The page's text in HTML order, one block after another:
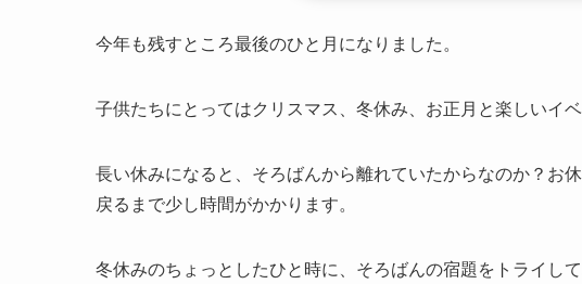
今年も残すところ最後のひと月になりました。
子供たちにとってはクリスマス、冬休み、お正月と楽しいイ
長い休みになると、そろばんから離れていたからなのか？お
戻るまで少し時間がかかります。
冬休みのちょっとしたひと時に、そろばんの宿題をトライし